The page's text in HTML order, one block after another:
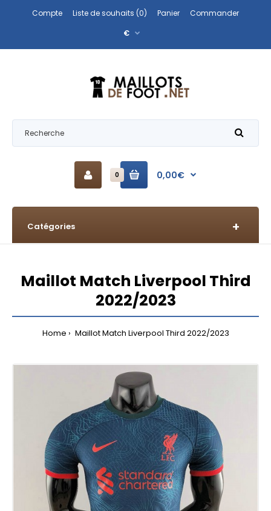
Compte Liste de souhaits (0) Panier
Commander
€
0 0,00€
Catégories
Maillot Match Liverpool Third
2022/2023
Home Maillot Match Liverpool Third 2022/2023